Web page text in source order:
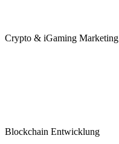
Crypto & iGaming Marketing
Blockchain Entwicklung